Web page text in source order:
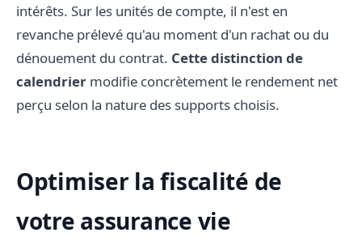
intérêts. Sur les unités de compte, il n'est en
revanche prélevé qu'au moment d'un rachat ou du
dénouement du contrat. Cette distinction de
calendrier modifie concrètement le rendement net
perçu selon la nature des supports choisis.
Optimiser la fiscalité de
votre assurance vie